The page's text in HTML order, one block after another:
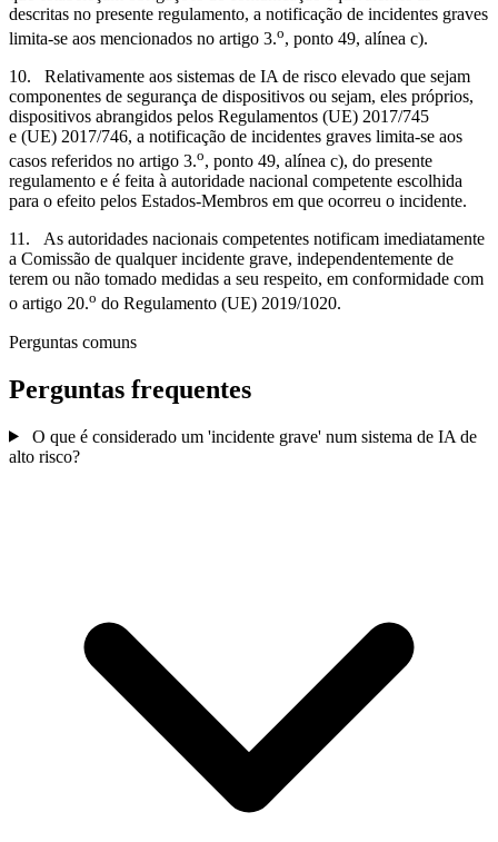
descritas no presente regulamento, a notificação de incidentes graves
limita-se aos mencionados no artigo 3.o, ponto 49, alínea c).
10. Relativamente aos sistemas de IA de risco elevado que sejam
componentes de segurança de dispositivos ou sejam, eles próprios,
dispositivos abrangidos pelos Regulamentos (UE) 2017/745
e (UE) 2017/746, a notificação de incidentes graves limita-se aos
casos referidos no artigo 3.o, ponto 49, alínea c), do presente
regulamento e é feita à autoridade nacional competente escolhida
para o efeito pelos Estados-Membros em que ocorreu o incidente.
11. As autoridades nacionais competentes notificam imediatamente
a Comissão de qualquer incidente grave, independentemente de
terem ou não tomado medidas a seu respeito, em conformidade com
o artigo 20.o do Regulamento (UE) 2019/1020.
Perguntas comuns
Perguntas frequentes
O que é considerado um 'incidente grave' num sistema de IA de
alto risco?